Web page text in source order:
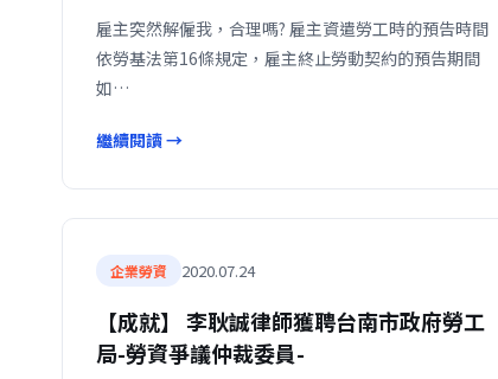
雇主突然解僱我，合理嗎? 雇主資遣勞工時的預告時間
依勞基法第16條規定，雇主終止勞動契約的預告期間
如…
繼續閱讀 →
企業勞資 2020.07.24
【成就】 李耿誠律師獲聘台南市政府勞工
局-勞資爭議仲裁委員-